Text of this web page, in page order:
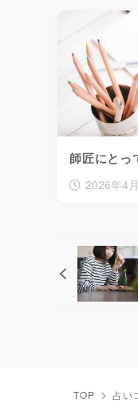
師匠にとっ
2026年4
TOP 占い